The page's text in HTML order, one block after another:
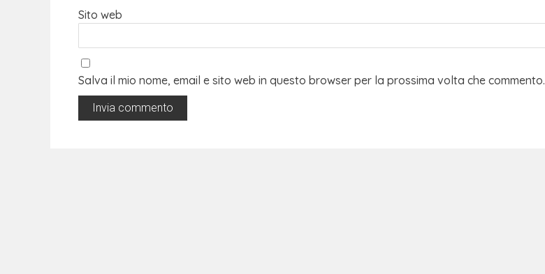
Sito web
Salva il mio nome, email e sito web in questo browser per la prossima volta che commento.